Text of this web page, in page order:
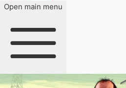
Open main menu